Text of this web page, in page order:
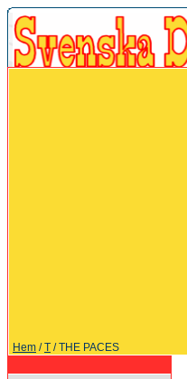
Hem /T / THE PACES